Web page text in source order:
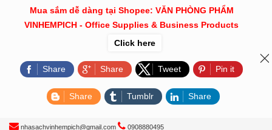
nhasachvinhempich@gmail.com 0908880495
Mua sắm dễ dàng tại Shopee: VĂN PHÒNG PHẨM
VINHEMPICH - Office Supplies & Business Products
Click here
Share Share Tweet Pin it
Share Tumblr Share